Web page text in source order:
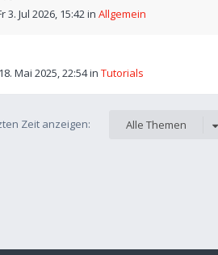
3. Jul 2026, 15:42in Allgemein
Mai 2025, 22:54in Tutorials
Zeit anzeigen: Alle Themen